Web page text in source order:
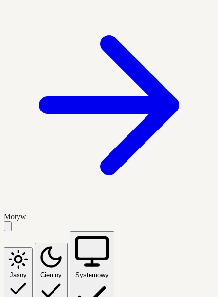
Motyw
Jasny Ciemny Systemowy